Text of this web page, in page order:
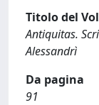
Titolo del
Antiquitas.
Alessandrì
Da pagina
91